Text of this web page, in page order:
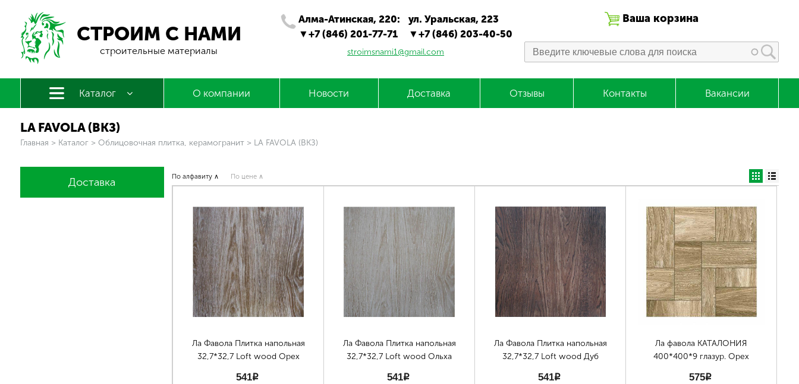
СТРОИМ С НАМИ
строительные материалы
Алма-Атинская, 220:
+7 (846) 201-77-71
ул. Уральская, 223
+7 (846) 203-40-50
Ваша корзина
stroimsnami1@gmail.com
Каталог О компании Новости Доставка Отзывы Контакты Вакансии
LA FAVOLA (ВКЗ)
Вы здесь
Главная > Каталог > Облицовочная плитка, керамогранит > LA FAVOLA (ВКЗ)
Доставка По алфавиту ∧ По цене ∧
Ла Фавола Плитка напольная
32,7*32,7 Loft wood Орех
541p
Ла Фавола Плитка напольная
32,7*32,7 Loft wood Ольха
541p
Ла Фавола Плитка напольная
32,7*32,7 Loft wood Дуб
541p
Ла фавола КАТАЛОНИЯ
400*400*9 глазур. Орех
575p